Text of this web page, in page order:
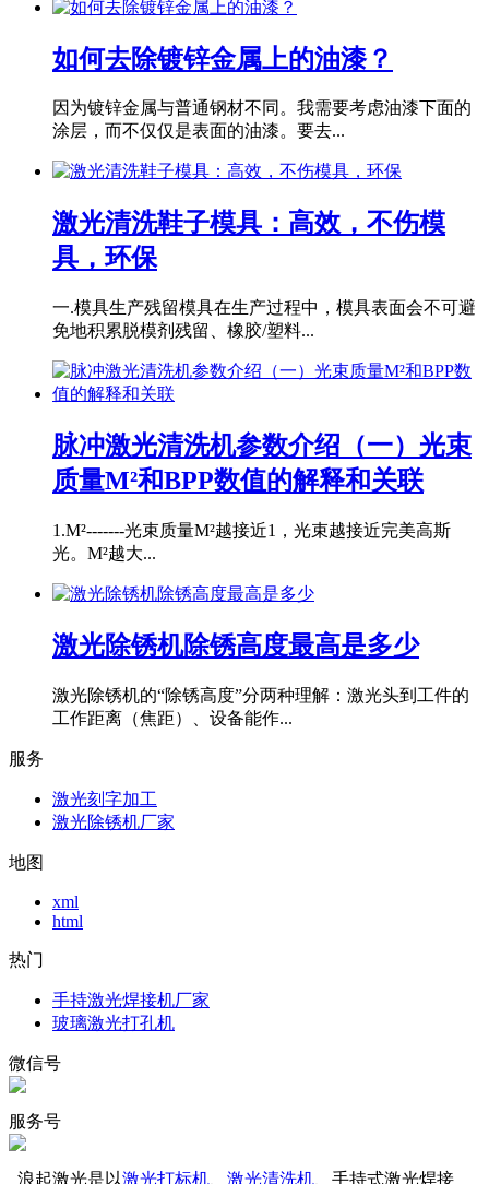
如何去除镀锌金属上的油漆？
因为镀锌金属与普通钢材不同。我需要考虑油漆下面的
涂层，而不仅仅是表面的油漆。要去...
激光清洗鞋子模具：高效，不伤模
具，环保
一.模具生产残留模具在生产过程中，模具表面会不可避
免地积累脱模剂残留、橡胶/塑料...
脉冲激光清洗机参数介绍（一）光束
质量M²和BPP数值的解释和关联
1.M²-------光束质量M²越接近1，光束越接近完美高斯
光。M²越大...
激光除锈机除锈高度最高是多少
激光除锈机的“除锈高度”分两种理解：激光头到工件的
工作距离（焦距）、设备能作...
服务
激光刻字加工
激光除锈机厂家
地图
xml
html
热门
手持激光焊接机厂家
玻璃激光打孔机
微信号
服务号
浪起激光是以激光打标机 激光清洗机 、手持式激光焊接